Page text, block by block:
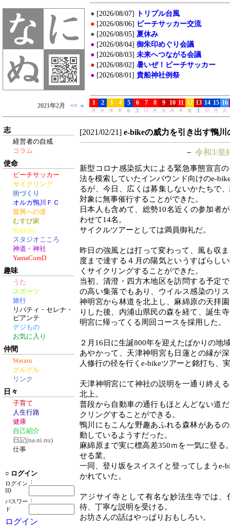
志
経営者の自戒
コラム
使命
ビーチサッカー
サイクリング
街づくり
オルカ鴨川ＦＣ
復興への道
むすび家
Walkins
スタジオこころ
神道・神社
YamaComD
趣味
うた
スポーツ
旅行
リバティ・セレナ・
ビアンテ
デジもの
お気に入り
仲間
Wataru
グルグル
リンク
日々
子育て
人生行路
健康
自己紹介
日記(na.ni.nu)
仕事
○ ログイン
ログイン
ID
：
パスワー
ド
：
ログイン
[2021/02/21] e-bikeの威力を引き出す鴨
－ 令和3/皇
新型コロナ感染拡大による緊急事態宣言
法を模索していたインバウンド向けのe-
るが、今日、広くは募集しないかたちで
対象に無事催行することができた。
日本人も含めて、総勢10名近くの参加者
わせて14名。
サイクルツアーとしては満員御礼だ。
昨日の強風とは打って変わって、風も収
度まで達する４月の陽気というすばらし
くサイクリングすることができた。
当初、清澄・四方木地区を訪問する予定
の高い集落でもあり、ウイルス感染のリ
神明宮から林道を北上し、麻綿原の天拝
りした後、内浦山県民の森を経て、誕生
明宮に帰ってくる周回コースを採用した。
２月16日に生誕800年を迎えたばかりの地
あやかって、天津神明宮も日蓮との縁が
人修行の径を行くe-bikeツアーと銘打ち、
天津神明宮にて神社の説明を一通り終え
北上。
普段から自動車の通行もほとんどない道
クリングすることができる。
鴨川にもこんな野趣あふれる森林がある
動しているようすだった。
麻綿原まで実に標高差350ｍを一気に登る
せる業。
一同、登り坂をスイスイと登ってしまうe-
かれていた。
アジサイ寺として有名な妙法生寺では、
待、丁寧な説明を受ける。
お坊さんの話はやっぱりおもしろい。